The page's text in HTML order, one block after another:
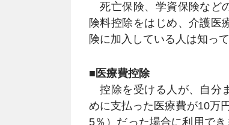
死亡保険、学資保険など
険料控除をはじめ、介護医
険に加入している人は知っ
■医療費控除
控除を受ける人が、自分
めに支払った医療費が10万
5％）だった場合に利用で